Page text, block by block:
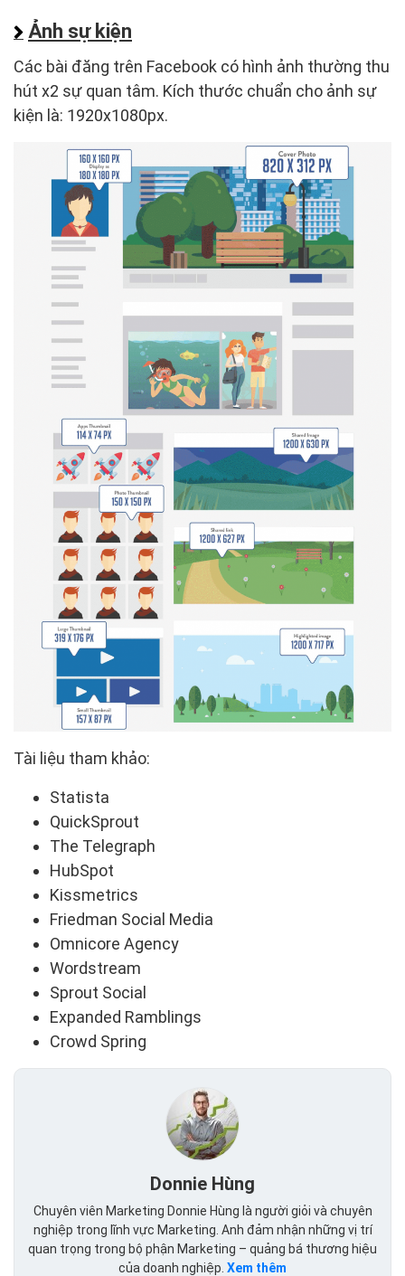
Ảnh sự kiện
Các bài đăng trên Facebook có hình ảnh thường thu
hút x2 sự quan tâm. Kích thước chuẩn cho ảnh sự
kiện là: 1920x1080px.
Tài liệu tham khảo:
Statista
QuickSprout
The Telegraph
HubSpot
Kissmetrics
Friedman Social Media
Omnicore Agency
Wordstream
Sprout Social
Expanded Ramblings
Crowd Spring
Donnie Hùng
Chuyên viên Marketing Donnie Hùng là người giỏi và chuyên
nghiệp trong lĩnh vực Marketing. Anh đảm nhận những vị trí
quan trọng trong bộ phận Marketing – quảng bá thương hiệu
của doanh nghiệp. Xem thêm